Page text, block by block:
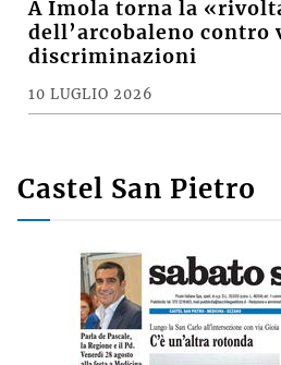
A Imola torna la
dell’arcobaleno contro
discriminazioni
10 LUGLIO 2026
Castel San Pietro